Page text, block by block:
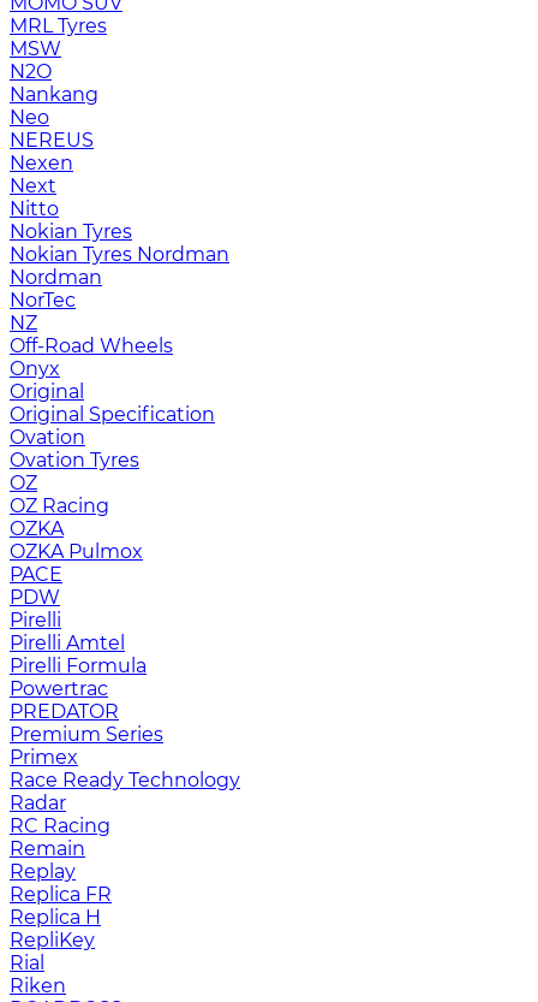
MRL Tyres
MSW
N2O
Nankang
Neo
NEREUS
Nexen
Next
Nitto
Nokian Tyres
Nokian Tyres Nordman
Nordman
NorTec
NZ
Off-Road Wheels
Onyx
Original
Original Specification
Ovation
Ovation Tyres
OZ
OZ Racing
OZKA
OZKA Pulmox
PACE
PDW
Pirelli
Pirelli Amtel
Pirelli Formula
Powertrac
PREDATOR
Premium Series
Primex
Race Ready Technology
Radar
RC Racing
Remain
Replay
Replica FR
Replica H
RepliKey
Rial
Riken